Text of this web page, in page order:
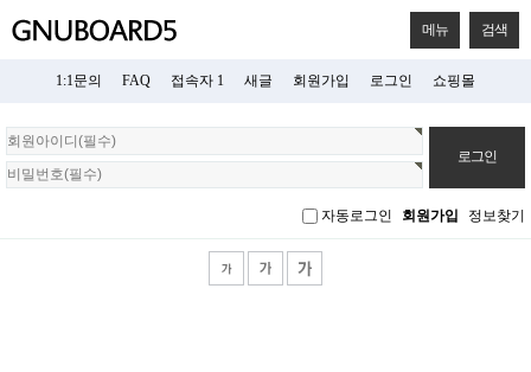
메뉴 검색
1:1문의 FAQ 접속자 1 새글 회원가입 로그인 쇼핑몰
회
원
로
자동로그인 회원가입 정보찾기